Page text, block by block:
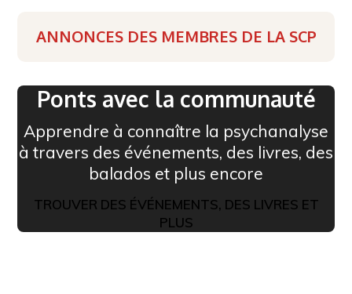
ANNONCES DES MEMBRES DE LA SCP
Ponts avec la communauté
Apprendre à connaître la psychanalyse
à travers des événements, des livres, des
balados et plus encore
TROUVER DES ÉVÉNEMENTS, DES LIVRES ET
PLUS